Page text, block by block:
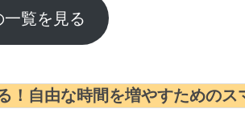
一覧を見る
！自由な時間を増やすためのス